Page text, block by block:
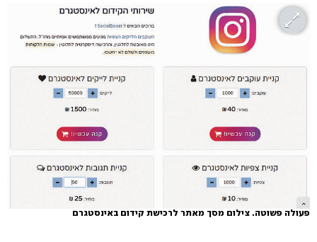
פעולה פשוטה. צילום מסך מאתר לרכישת קידום באינסטגרם